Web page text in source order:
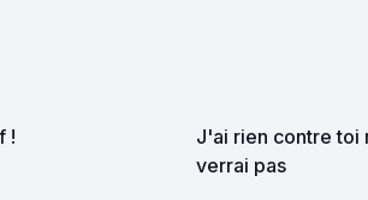
!
J'ai rien contre toi
verrai pas